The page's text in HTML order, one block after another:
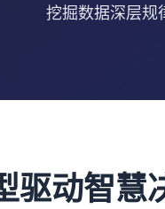
挖掘数据深层规
驱动智慧